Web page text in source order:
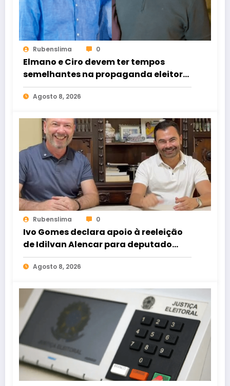
Rubenslima 0
Elmano e Ciro devem ter tempos
semelhantes na propaganda eleitoral
de rádio e TV
Agosto 8, 2026
Rubenslima 0
Ivo Gomes declara apoio à reeleição
de Idilvan Alencar para deputado
federal
Agosto 8, 2026